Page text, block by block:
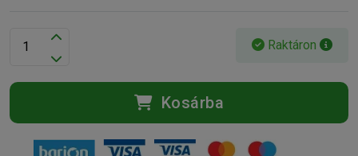
Raktáron
Kosárba